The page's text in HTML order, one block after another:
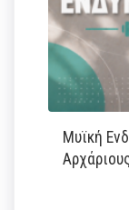
Μυϊκή